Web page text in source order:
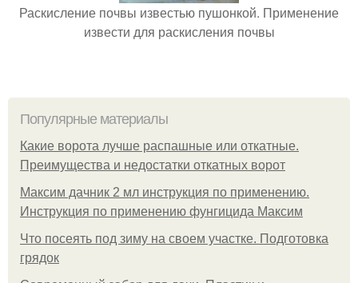
Раскисление почвы известью пушонкой. Применение
извести для раскисления почвы
Популярные материалы
Какие ворота лучше распашные или откатные.
Преимущества и недостатки откатных ворот
Максим дачник 2 мл инструкция по применению.
Инструкция по применению фунгицида Максим
Что посеять под зиму на своем участке. Подготовка
грядок